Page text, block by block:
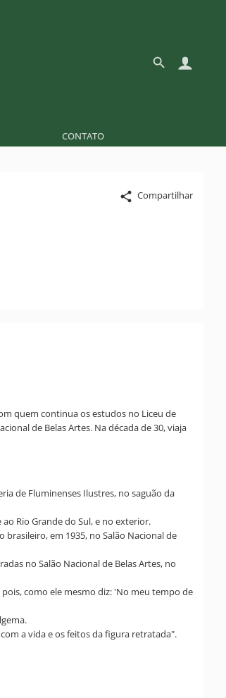
CONTATO
Compartilhar
quem continua os estudos no Liceu de
de Belas Artes. Na década de 30, viaja
de Fluminenses Ilustres, no saguão da
Rio Grande do Sul, e no exterior.
em 1935, no Salão Nacional de
no Salão Nacional de Belas Artes, no
como ele mesmo diz: 'No meu tempo de
a vida e os feitos da figura retratada".